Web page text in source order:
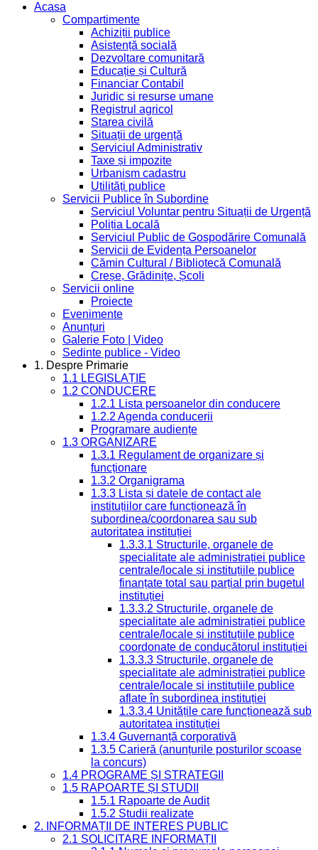
Acasa
Compartimente
Achiziții publice
Asistență socială
Dezvoltare comunitară
Educație și Cultură
Financiar Contabil
Juridic si resurse umane
Registrul agricol
Starea civilă
Situații de urgență
Serviciul Administrativ
Taxe și impozite
Urbanism cadastru
Utilități publice
Servicii Publice în Subordine
Serviciul Voluntar pentru Situații de Urgență
Poliția Locală
Serviciul Public de Gospodărire Comunală
Servicii de Evidența Persoanelor
Cămin Cultural / Bibliotecă Comunală
Creșe, Grădinițe, Școli
Servicii online
Proiecte
Evenimente
Anunțuri
Galerie Foto | Video
Sedinte publice - Video
1. Despre Primarie
1.1 LEGISLAȚIE
1.2 CONDUCERE
1.2.1 Lista persoanelor din conducere
1.2.2 Agenda conducerii
Programare audiențe
1.3 ORGANIZARE
1.3.1 Regulament de organizare și
funcționare
1.3.2 Organigrama
1.3.3 Lista și datele de contact ale
instituțiilor care funcționează în
subordinea/coordonarea sau sub
autoritatea instituției
1.3.3.1 Structurile, organele de
specialitate ale administrației publice
centrale/locale și instituțiile publice
finanțate total sau parțial prin bugetul
instituției
1.3.3.2 Structurile, organele de
specialitate ale administrației publice
centrale/locale și instituțiile publice
coordonate de conducătorul instituției
1.3.3.3 Structurile, organele de
specialitate ale administrației publice
centrale/locale și instituțiile publice
aflate în subordinea instituției
1.3.3.4 Unitățile care funcționează sub
autoritatea instituției
1.3.4 Guvernanță corporativă
1.3.5 Carieră (anunțurile posturilor scoase
la concurs)
1.4 PROGRAME ȘI STRATEGII
1.5 RAPOARTE ȘI STUDII
1.5.1 Rapoarte de Audit
1.5.2 Studii realizate
2. INFORMAȚII DE INTERES PUBLIC
2.1 SOLICITARE INFORMAȚII